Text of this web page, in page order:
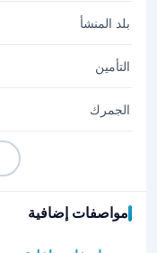
بلد المنشأ
التأمين
الجمرك
مواصفات إضافية